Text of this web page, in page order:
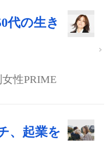
代の生き
性PRIME
、起業を